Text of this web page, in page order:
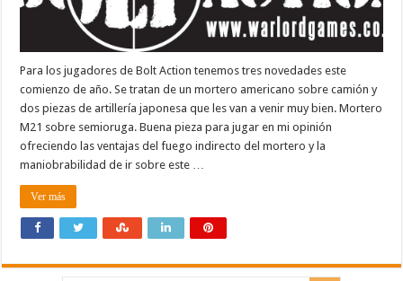
Para los jugadores de Bolt Action tenemos tres novedades este
comienzo de año. Se tratan de un mortero americano sobre camión y
dos piezas de artillería japonesa que les van a venir muy bien. Mortero
M21 sobre semioruga. Buena pieza para jugar en mi opinión
ofreciendo las ventajas del fuego indirecto del mortero y la
maniobrabilidad de ir sobre este …
Ver más